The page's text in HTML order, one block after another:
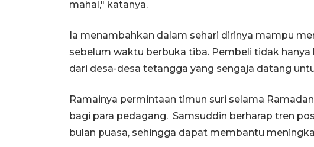
mahal," katanya.
Ia menambahkan dalam sehari dirinya mampu
sebelum waktu berbuka tiba. Pembeli tidak
dari desa-desa tetangga yang sengaja datang
Ramainya permintaan timun suri selama
bagi para pedagang. Samsuddin berharap tren
bulan puasa, sehingga dapat membantu